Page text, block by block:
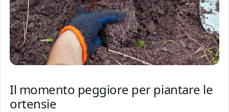
Il momento peggiore per piantare le
ortensie